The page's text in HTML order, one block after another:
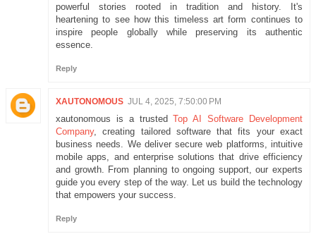
powerful stories rooted in tradition and history. It's
heartening to see how this timeless art form continues to
inspire people globally while preserving its authentic
essence.
Reply
XAUTONOMOUS JUL 4, 2025, 7:50:00 PM
xautonomous is a trustedTop AI Software Development
Company, creating tailored software that fits your exact
business needs. We deliver secure web platforms, intuitive
mobile apps, and enterprise solutions that drive efficiency
and growth. From planning to ongoing support, our experts
guide you every step of the way. Let us build the technology
that empowers your success.
Reply